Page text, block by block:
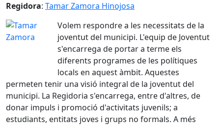
Regidora: Tamar Zamora Hinojosa
Volem respondre a les necessitats de la
joventut del municipi. L'equip de Joventut
s'encarrega de portar a terme els
diferents programes de les polítiques
locals en aquest àmbit. Aquestes
permeten tenir una visió integral de la joventut del
municipi. La Regidoria s'encarrega, entre d'altres, de
donar impuls i promoció d'activitats juvenils; a
estudiants, entitats joves i grups no formals. A més